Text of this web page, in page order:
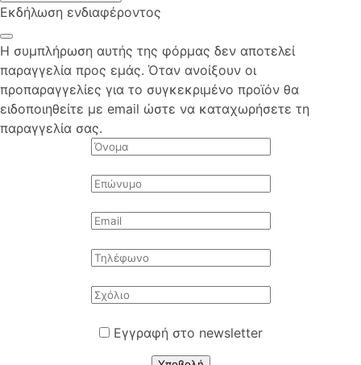
Εκδήλωση ενδιαφέροντος
Η συμπλήρωση αυτής της φόρμας δεν αποτελεί
παραγγελία προς εμάς. Όταν ανοίξουν οι
προπαραγγελίες για το συγκεκριμένο προϊόν θα
ειδοποιηθείτε με email ώστε να καταχωρήσετε τη
παραγγελία σας.
Εγγραφή στο newsletter